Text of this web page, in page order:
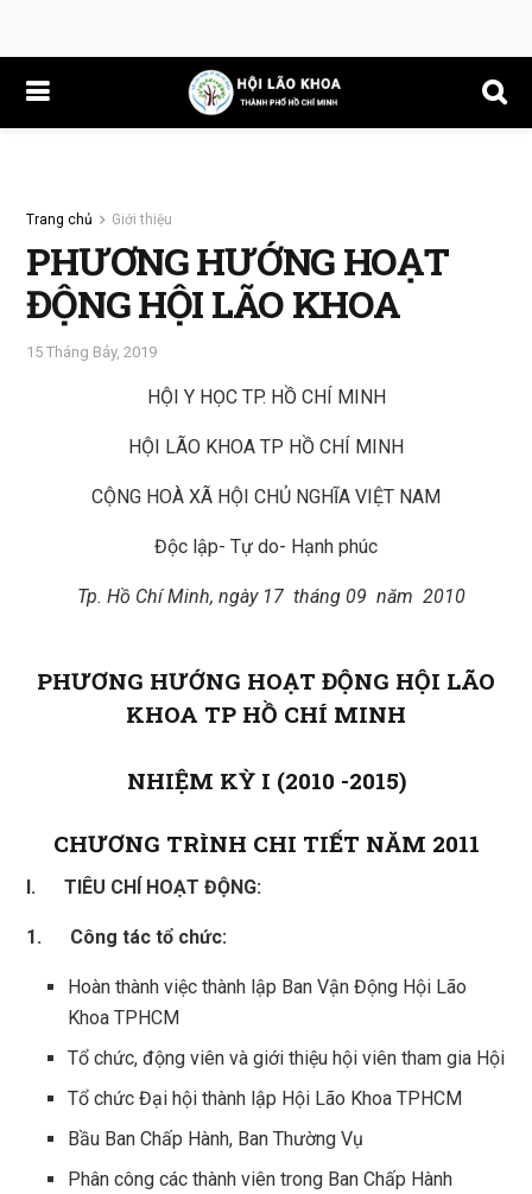
Trang chủ Giới thiệu
PHƯƠNG HƯỚNG HOẠT
ĐỘNG HỘI LÃO KHOA
15 Tháng Bảy, 2019
HỘI Y HỌC TP. HỒ CHÍ MINH
HỘI LÃO KHOA TP HỒ CHÍ MINH
CỘNG HOÀ XÃ HỘI CHỦ NGHĨA VIỆT NAM
Độc lập- Tự do- Hạnh phúc
Tp. Hồ Chí Minh, ngày 17 tháng 09 năm 2010
PHƯƠNG HƯỚNG HOẠT ĐỘNG HỘI LÃO
KHOA TP HỒ CHÍ MINH
NHIỆM KỲ I (2010 -2015)
CHƯƠNG TRÌNH CHI TIẾT NĂM 2011
I. TIÊU CHÍ HOẠT ĐỘNG:
1. Công tác tổ chức:
Hoàn thành việc thành lập Ban Vận Động Hội Lão
Khoa TPHCM
Tổ chức, động viên và giới thiệu hội viên tham gia Hội
Tổ chức Đại hội thành lập Hội Lão Khoa TPHCM
Bầu Ban Chấp Hành, Ban Thường Vụ
Phân công các thành viên trong Ban Chấp Hành